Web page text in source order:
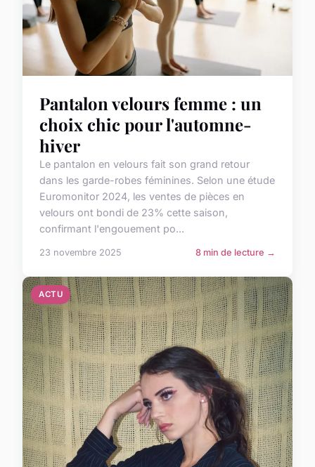
Pantalon velours femme : un
choix chic pour l'automne-
hiver
Le pantalon en velours fait son grand retour
dans les garde-robes féminines. Selon une étude
Euromonitor 2024, les ventes de pièces en
velours ont bondi de 23% cette saison,
confirmant l'engouement po...
23 novembre 2025 8 min de lecture →
ACTU